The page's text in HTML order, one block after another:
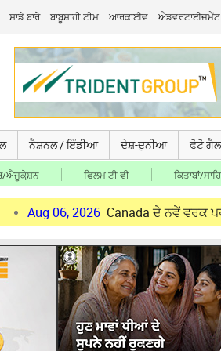
ਸਾਡੇ ਬਾਰੇ ਬਾਬੂਸ਼ਾਹੀ ਟੀਮ ਆਰਕਾਈਵ ਐਡਵਰਟਾਈਜਮੈਂਟ
ਨੈਸ਼ਨਲ / ਇੰਡੀਆ ਦੇਸ਼-ਦੁਨੀਆ ਫੋਟੋ
ਐਜੂਕੇ਼ਸ਼ਨ ਫਿਲਮ-ਟੀ ਵੀ ਕਿਤਾਬਾਂ/
2026 Canada ਦੇ ਨਵੇਂ ਵਰਕ ਪਰਮਿਟ